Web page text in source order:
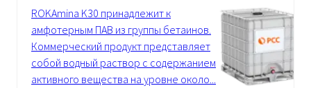
ROKAmina K30 принадлежит к
амфотерным ПАВ из группы бетаинов.
Коммерческий продукт представляет
собой водный раствор с содержанием
активного вещества на уровне около...